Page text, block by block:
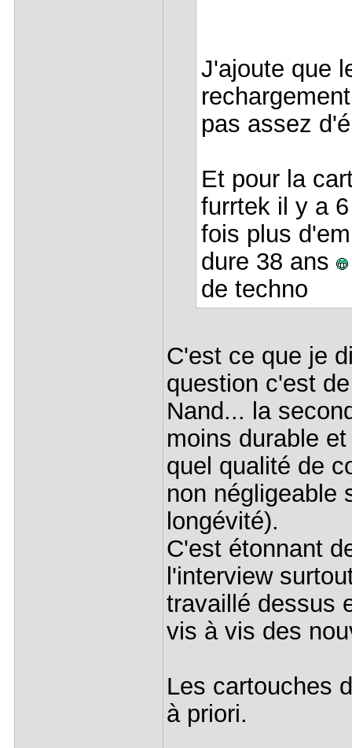
J'ajoute que
pas assez
Et pour la
furrtek il y a
fois plus
dure 38 ans
de techno
C'est ce que je
question c'est
Nand... la
moins durable
quel qualité de
non négligeable
longévité).
C'est étonnant
l'interview
travaillé dessus
vis à vis des
Les cartouches
à priori.